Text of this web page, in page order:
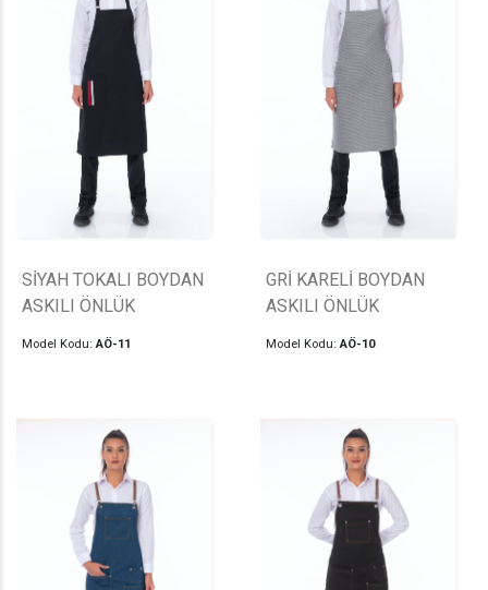
SİYAH TOKALI BOYDAN
ASKILI ÖNLÜK
Model Kodu: AÖ-11
GRİ KARELİ BOYDAN
ASKILI ÖNLÜK
Model Kodu: AÖ-10